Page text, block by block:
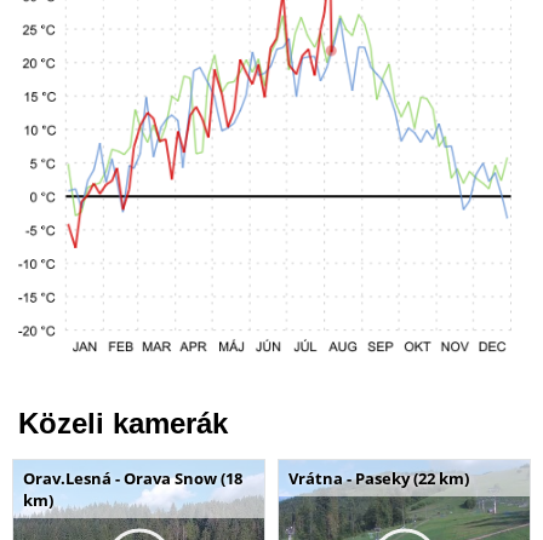
Közeli kamerák
Orav.Lesná - Orava Snow (18
km)
Vrátna - Paseky (22 km)